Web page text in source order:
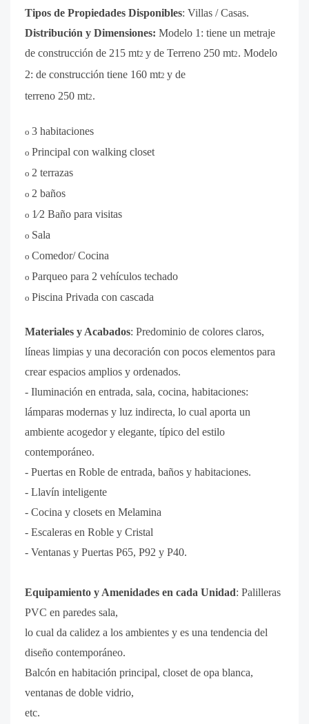
Tipos de Propiedades Disponibles: Villas / Casas.
Distribución y Dimensiones: Modelo 1: tiene un metraje
de construcción de 215 mt2 y de Terreno 250 mt2. Modelo
2: de construcción tiene 160 mt2 y de
terreno 250 mt2.
o 3 habitaciones
o Principal con walking closet
o 2 terrazas
o 2 baños
o 1⁄2 Baño para visitas
o Sala
o Comedor/ Cocina
o Parqueo para 2 vehículos techado
o Piscina Privada con cascada
Materiales y Acabados: Predominio de colores claros,
líneas limpias y una decoración con pocos elementos para
crear espacios amplios y ordenados.
- Iluminación en entrada, sala, cocina, habitaciones:
lámparas modernas y luz indirecta, lo cual aporta un
ambiente acogedor y elegante, típico del estilo
contemporáneo.
- Puertas en Roble de entrada, baños y habitaciones.
- Llavín inteligente
- Cocina y closets en Melamina
- Escaleras en Roble y Cristal
- Ventanas y Puertas P65, P92 y P40.
Equipamiento y Amenidades en cada Unidad: Palilleras
PVC en paredes sala,
lo cual da calidez a los ambientes y es una tendencia del
diseño contemporáneo.
Balcón en habitación principal, closet de opa blanca,
ventanas de doble vidrio,
etc.